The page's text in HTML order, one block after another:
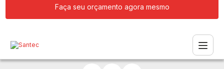
Faça seu orçamento agora mesmo